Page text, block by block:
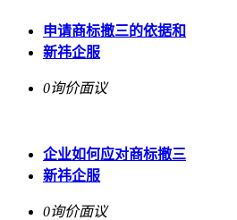
申请商标撤三的依据和
新祎企服
0询价面议
企业如何应对商标撤三
新祎企服
0询价面议